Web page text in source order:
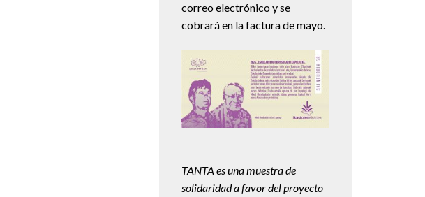
correo electrónico y se
cobrará en la factura de mayo.
TANTA es una muestra de
solidaridad a favor del proyecto